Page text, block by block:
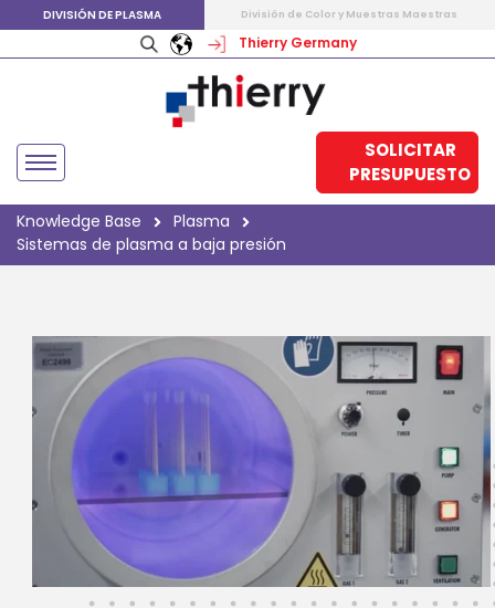
DIVISIÓN DE PLASMA División de Color y Muestras Maestras
Thierry Germany
SOLICITAR
PRESUPUESTO
Knowledge Base
Plasma
Sistemas de plasma a baja presión